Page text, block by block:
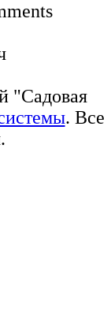
"Садовая
. Все